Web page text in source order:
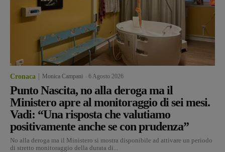
Cronaca Monica Campani 6 Agosto 2026
Punto Nascita, no alla deroga ma il
Ministero apre al monitoraggio di sei mesi.
Vadi: “Una risposta che valutiamo
positivamente anche se con prudenza”
No alla deroga ma il Ministero si mostra disponibile ad attivare un periodo
di stretto monitoraggio della durata di...